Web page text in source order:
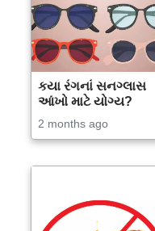
કયા રંગનાં સનગ્લાસ
આંખો માટે યોગ્ય?
2 months ago